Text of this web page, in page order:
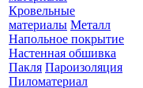
Кровельные
материалы Металл
Напольное покрытие
Настенная обшивка
Пакля Пароизоляция
Пиломатериал